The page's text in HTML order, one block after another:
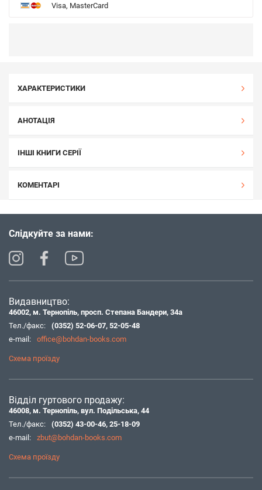
Visa, MasterCard
ХАРАКТЕРИСТИКИ
АНОТАЦІЯ
ІНШІ КНИГИ СЕРІЇ
КОМЕНТАРІ
Слідкуйте за нами:
Видавництво:
46002, м. Тернопіль, просп. Степана Бандери, 34а
Тел./факс:
(0352) 52-06-07, 52-05-48
e-mail:
office@bohdan-books.com
Схема проїзду
Відділ гуртового продажу:
46008, м. Тернопіль, вул. Подільська, 44
Тел./факс:
(0352) 43-00-46, 25-18-09
e-mail:
zbut@bohdan-books.com
Схема проїзду